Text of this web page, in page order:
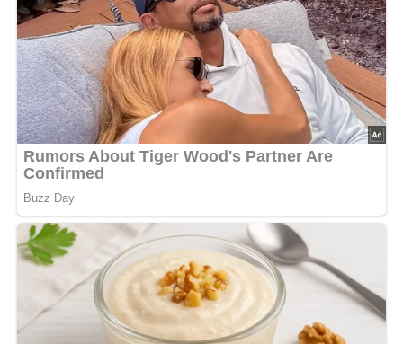
Lob, Kritik, Fragen oder Anregungen zum Rezept?
Dann hinterlasse doch bitte einen Kommentar am
Ende dieser Seite & auch eine Bewertung!
Und so wird es gemacht…
Die Gänseleber sorgfältig säubern, von Häutchen befreien,
waschen, abtropfen lassen und mit Mehl bestreuen. Die
Gänseleber in stark erhitztem Gänsefett kurz anbraten.
Die geschälten, in Ringe geschnittenen Zwiebeln leicht
anbräunen. Die geschälten und kleingeschnittenen Äpfel
mit Zucker und Majoran in Margarine dünsten und
danach zu der gut durchgebratenen Gänseleber geben,